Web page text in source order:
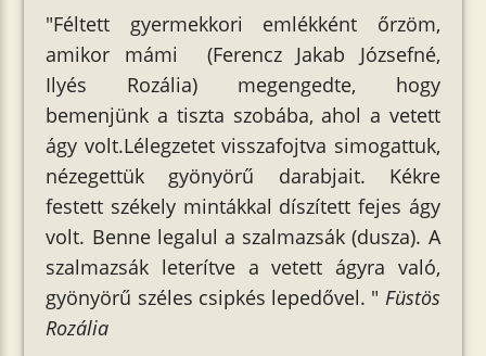
"Féltett gyermekkori emlékként őrzöm,
amikor mámi (Ferencz Jakab Józsefné,
Ilyés Rozália) megengedte, hogy
bemenjünk a tiszta szobába, ahol a vetett
ágy volt.Lélegzetet visszafojtva simogattuk,
nézegettük gyönyörű darabjait. Kékre
festett székely mintákkal díszített fejes ágy
volt. Benne legalul a szalmazsák (dusza). A
szalmazsák leterítve a vetett ágyra való,
gyönyörű széles csipkés lepedővel. " Füstös
Rozália